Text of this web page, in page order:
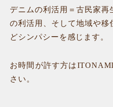
デニムの利活用＝古民家
の利活用、そして地域や移
どシンパシーを感じます。
お時間が許す方は
さい。